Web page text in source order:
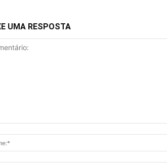
UMA RESPOSTA